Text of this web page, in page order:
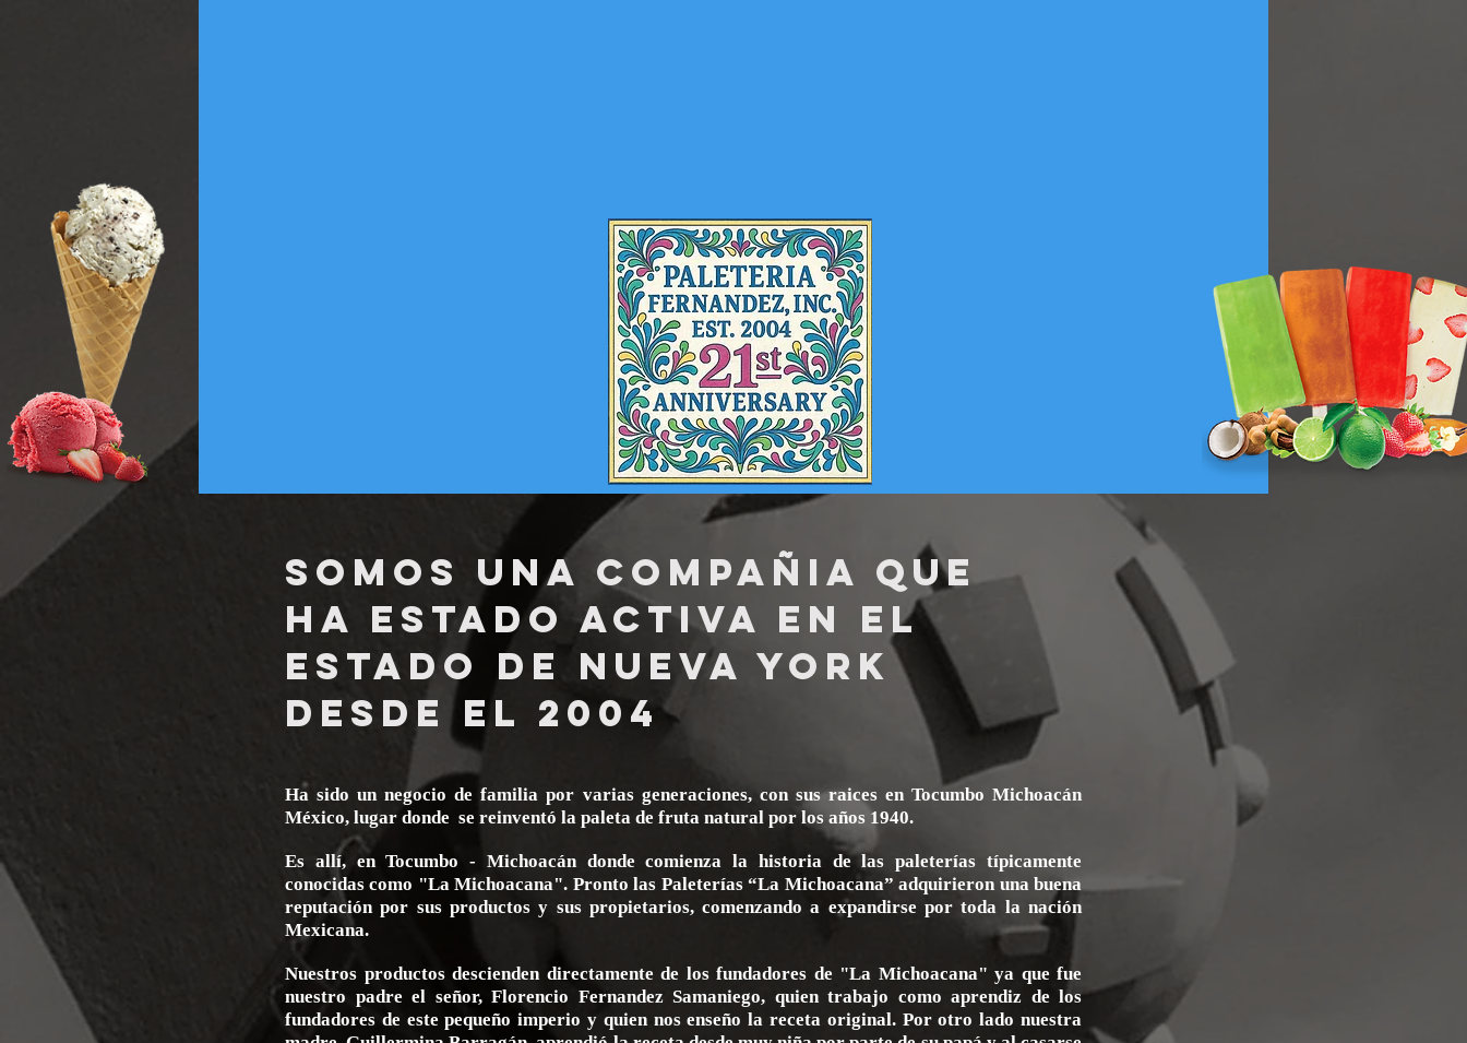
SOMOS UNA COMPAÑIA QUE
HA ESTADO ACTIVA EN EL
ESTADO DE NUEVA YORK
DESDE EL 2004
Ha sido un negocio de familia por varias generaciones, con sus raices en Tocumbo Michoacán
México, lugar donde se reinventó la paleta de fruta natural por los años 1940.
Es allí, en Tocumbo - Michoacán donde comienza la historia de las paleterías típicamente
conocidas como "La Michoacana". Pronto las Paleterías “La Michoacana” adquirieron una buena
reputación por sus productos y sus propietarios, comenzando a expandirse por toda la nación
Mexicana.
Nuestros productos descienden directamente de los fundadores de "La Michoacana" ya que fue
nuestro padre el señor, Florencio Fernandez Samaniego, quien trabajo como aprendiz de los
fundadores de este pequeño imperio y quien nos enseño la receta original. Por otro lado nuestra